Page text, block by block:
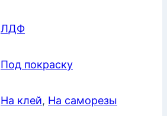
ЛДФ
Под покраску
На клей, На саморезы